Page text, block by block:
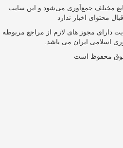
مختلف جمع‌آوری می‌شود و این سایت
محتوای اخبار ندارد
دارای مجوز های لازم از مراجع مربوطه
اسلامی ایران می باشد.
محفوظ است